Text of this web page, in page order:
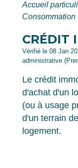
Accueil
Consommation
CRÉDIT
Vérifié le 08 Jan
administrative
Le crédit
d'achat d'un
(ou à usage
d'un terrain
logement.